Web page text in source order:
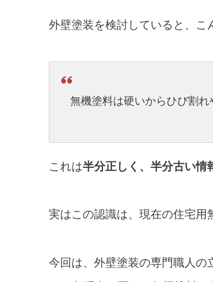
外壁塗装を検討していると、こ
無機塗料は硬いからひび割れ
これは半分正しく、半分古い情
実はこの認識は、現在の住宅用
今回は、外壁塗装の専門職人の